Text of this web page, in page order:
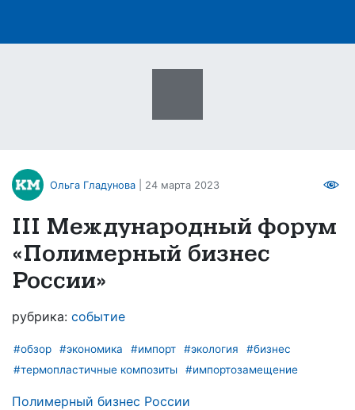
Ольга Гладунова | 24 марта 2023
III Международный форум
«Полимерный бизнес
России»
рубрика: событие
#обзор #экономика #импорт #экология
#бизнес
#термопластичные композиты
#импортозамещение
Полимерный бизнес России